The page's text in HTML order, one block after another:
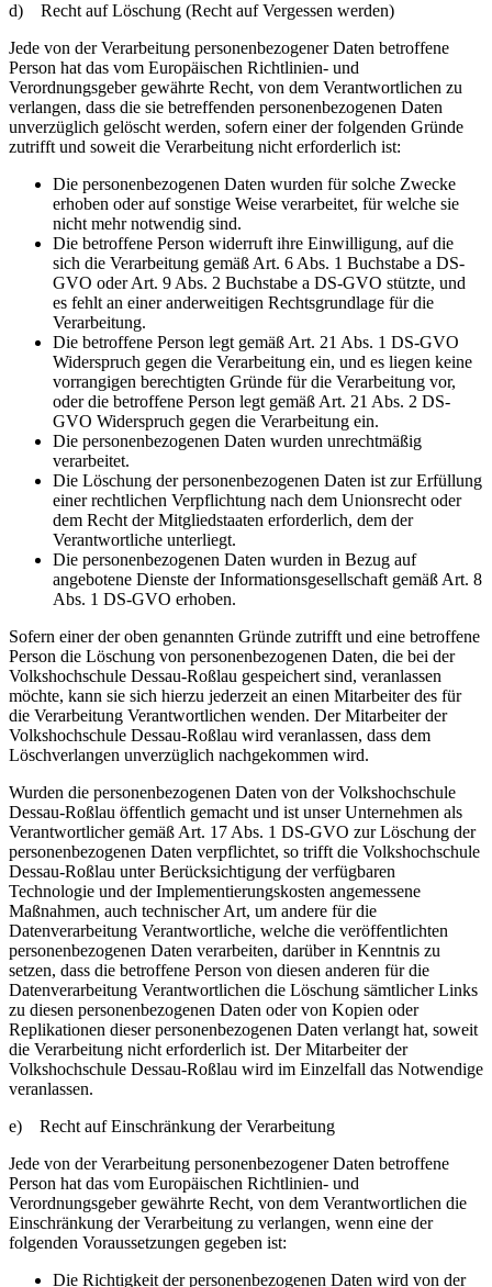
d) Recht auf Löschung (Recht auf Vergessen werden)
Jede von der Verarbeitung personenbezogener Daten betroffene
Person hat das vom Europäischen Richtlinien- und
Verordnungsgeber gewährte Recht, von dem Verantwortlichen zu
verlangen, dass die sie betreffenden personenbezogenen Daten
unverzüglich gelöscht werden, sofern einer der folgenden Gründe
zutrifft und soweit die Verarbeitung nicht erforderlich ist:
Die personenbezogenen Daten wurden für solche Zwecke
erhoben oder auf sonstige Weise verarbeitet, für welche sie
nicht mehr notwendig sind.
Die betroffene Person widerruft ihre Einwilligung, auf die
sich die Verarbeitung gemäß Art. 6 Abs. 1 Buchstabe a DS-
GVO oder Art. 9 Abs. 2 Buchstabe a DS-GVO stützte, und
es fehlt an einer anderweitigen Rechtsgrundlage für die
Verarbeitung.
Die betroffene Person legt gemäß Art. 21 Abs. 1 DS-GVO
Widerspruch gegen die Verarbeitung ein, und es liegen keine
vorrangigen berechtigten Gründe für die Verarbeitung vor,
oder die betroffene Person legt gemäß Art. 21 Abs. 2 DS-
GVO Widerspruch gegen die Verarbeitung ein.
Die personenbezogenen Daten wurden unrechtmäßig
verarbeitet.
Die Löschung der personenbezogenen Daten ist zur Erfüllung
einer rechtlichen Verpflichtung nach dem Unionsrecht oder
dem Recht der Mitgliedstaaten erforderlich, dem der
Verantwortliche unterliegt.
Die personenbezogenen Daten wurden in Bezug auf
angebotene Dienste der Informationsgesellschaft gemäß Art. 8
Abs. 1 DS-GVO erhoben.
Sofern einer der oben genannten Gründe zutrifft und eine betroffene
Person die Löschung von personenbezogenen Daten, die bei der
Volkshochschule Dessau-Roßlau gespeichert sind, veranlassen
möchte, kann sie sich hierzu jederzeit an einen Mitarbeiter des für
die Verarbeitung Verantwortlichen wenden. Der Mitarbeiter der
Volkshochschule Dessau-Roßlau wird veranlassen, dass dem
Löschverlangen unverzüglich nachgekommen wird.
Wurden die personenbezogenen Daten von der Volkshochschule
Dessau-Roßlau öffentlich gemacht und ist unser Unternehmen als
Verantwortlicher gemäß Art. 17 Abs. 1 DS-GVO zur Löschung der
personenbezogenen Daten verpflichtet, so trifft die Volkshochschule
Dessau-Roßlau unter Berücksichtigung der verfügbaren
Technologie und der Implementierungskosten angemessene
Maßnahmen, auch technischer Art, um andere für die
Datenverarbeitung Verantwortliche, welche die veröffentlichten
personenbezogenen Daten verarbeiten, darüber in Kenntnis zu
setzen, dass die betroffene Person von diesen anderen für die
Datenverarbeitung Verantwortlichen die Löschung sämtlicher Links
zu diesen personenbezogenen Daten oder von Kopien oder
Replikationen dieser personenbezogenen Daten verlangt hat, soweit
die Verarbeitung nicht erforderlich ist. Der Mitarbeiter der
Volkshochschule Dessau-Roßlau wird im Einzelfall das Notwendige
veranlassen.
e) Recht auf Einschränkung der Verarbeitung
Jede von der Verarbeitung personenbezogener Daten betroffene
Person hat das vom Europäischen Richtlinien- und
Verordnungsgeber gewährte Recht, von dem Verantwortlichen die
Einschränkung der Verarbeitung zu verlangen, wenn eine der
folgenden Voraussetzungen gegeben ist:
Die Richtigkeit der personenbezogenen Daten wird von der